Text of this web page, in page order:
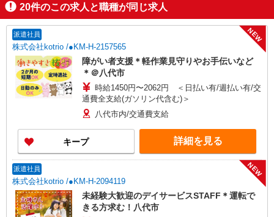
20件のこの求人と職種が同じ求人
派遣社員
株式会社kotrio /●KM-H-2157565
NEW
障がい者支援＊軽作業見守りやお手伝いなど
＊＠八代市
時給1450円〜2062円 ＜日払い有/週払い有/交
通費全支給(ガソリン代含む)＞
八代市内/交通費支給
キープ 詳細を見る
派遣社員
株式会社kotrio /●KM-H-2094119
NEW
未経験大歓迎のデイサービスSTAFF＊運転で
きる方求む！八代市